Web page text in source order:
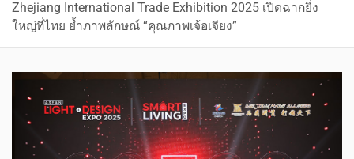
Zhejiang International Trade Exhibition 2025 เปิดฉากยิ่ง
ใหญ่ที่ไทย ย้ำภาพลักษณ์ “คุณภาพเจ้อเจียง”